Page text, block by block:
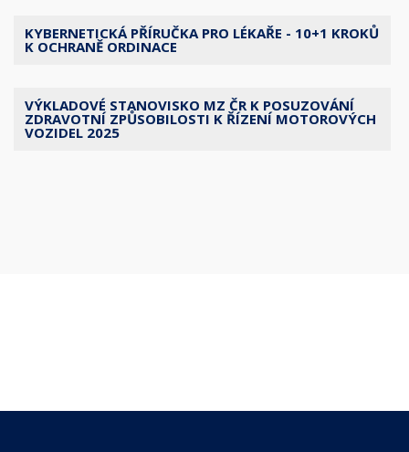
KYBERNETICKÁ PŘÍRUČKA PRO LÉKAŘE - 10+1 KROKŮ
K OCHRANĚ ORDINACE
VÝKLADOVÉ STANOVISKO MZ ČR K POSUZOVÁNÍ
ZDRAVOTNÍ ZPŮSOBILOSTI K ŘÍZENÍ MOTOROVÝCH
VOZIDEL 2025